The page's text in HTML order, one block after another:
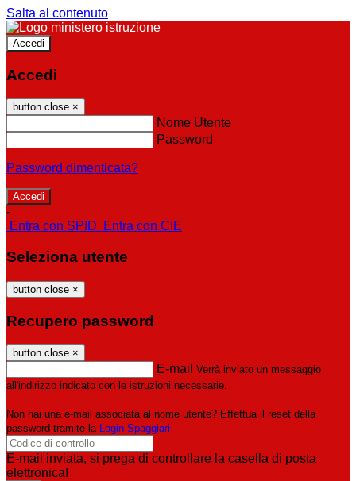
Salta al contenuto
Accedi
Accedi
button close ×
Nome Utente
Password
Password dimenticata?
-
Entra con SPID
Entra con CIE
Seleziona utente
button close ×
Recupero password
button close ×
E-mail Verrà inviato un messaggio
all'indirizzo indicato con le istruzioni necessarie.
Non hai una e-mail associata al nome utente? Effettua il reset della
password tramite la Login Spaggiari
E-mail inviata, si prega di controllare la casella di posta
elettronica!